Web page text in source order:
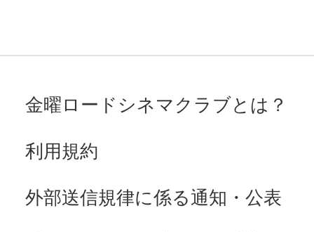
金曜ロードシネマクラブとは？
利用規約
外部送信規律に係る通知・公表